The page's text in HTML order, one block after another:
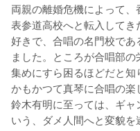
両親の離婚危機によって
表参道高校へと転入して
好きで、合唱の名門校で
ました。ところが合唱部
集めにすら困るほどだと
かもかつて真琴に合唱の楽
鈴木有明に至っては、ギ
いう、ダメ人間へと変貌を